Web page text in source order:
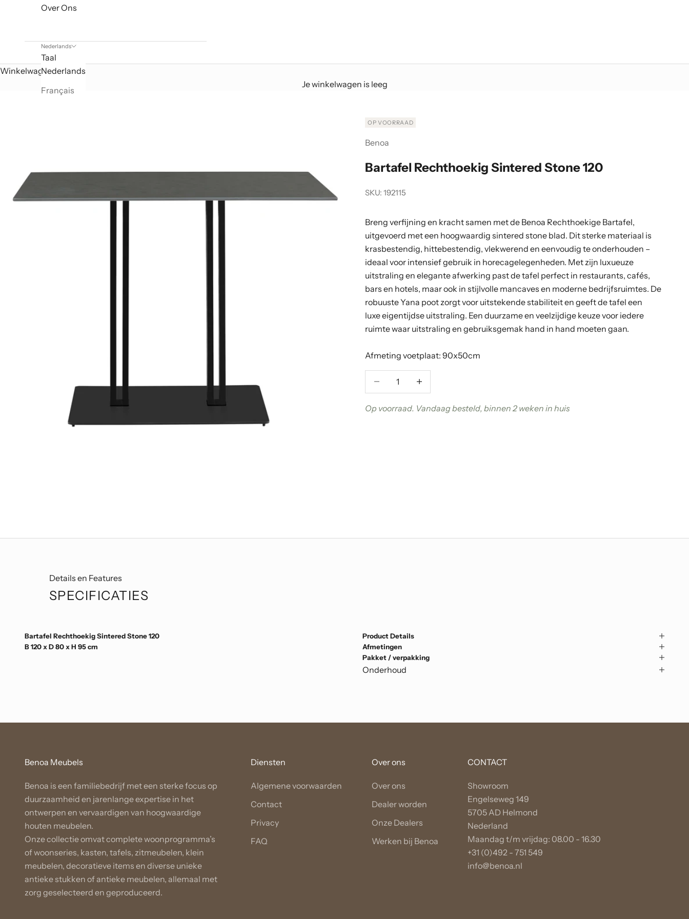
Over Ons
Nederlands
Taal
Nederlands
Français
Winkelwagen
Je winkelwagen is leeg
OP VOORRAAD
Benoa
Bartafel Rechthoekig Sintered Stone 120
SKU: 192115
Breng verfijning en kracht samen met de Benoa Rechthoekige Bartafel,
uitgevoerd met een hoogwaardig sintered stone blad. Dit sterke materiaal is
krasbestendig, hittebestendig, vlekwerend en eenvoudig te onderhouden –
ideaal voor intensief gebruik in horecagelegenheden. Met zijn luxueuze
uitstraling en elegante afwerking past de tafel perfect in restaurants, cafés,
bars en hotels, maar ook in stijlvolle mancaves en moderne bedrijfsruimtes. De
robuuste Yana poot zorgt voor uitstekende stabiliteit en geeft de tafel een
luxe eigentijdse uitstraling. Een duurzame en veelzijdige keuze voor iedere
ruimte waar uitstraling en gebruiksgemak hand in hand moeten gaan.
Afmeting voetplaat: 90x50cm
Aantal verlagenAantal verlagen
Op voorraad. Vandaag besteld, binnen 2 weken in huis
Details en Features
SPECIFICATIES
Bartafel Rechthoekig Sintered Stone 120
B 120 x D 80 x H 95 cm
Product Details
Afmetingen
Pakket / verpakking
Onderhoud
Benoa Meubels
Benoa is een familiebedrijf met een sterke focus op
duurzaamheid en jarenlange expertise in het
ontwerpen en vervaardigen van hoogwaardige
houten meubelen.
Onze collectie omvat complete woonprogramma’s
of woonseries, kasten, tafels, zitmeubelen, klein
meubelen, decoratieve items en diverse unieke
antieke stukken of antieke meubelen, allemaal met
zorg geselecteerd en geproduceerd.
Diensten
Algemene voorwaarden
Contact
Privacy
FAQ
Over ons
Over ons
Dealer worden
Onze Dealers
Werken bij Benoa
CONTACT
Showroom
Engelseweg 149
5705 AD Helmond
Nederland
Maandag t/m vrijdag: 08.00 - 16.30
+31 (0)492 - 751 549
info@benoa.nl